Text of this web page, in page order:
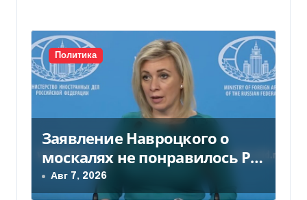
я
мПолитика
Заявление Навроцкого о
москалях не понравилось РФ
— видео
Авг 7, 2026